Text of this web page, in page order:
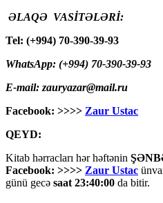
ƏLAQƏ VASİTƏLƏRİ:
Tel: (+994) 70-390-39-93
WhatsApp: (+994) 70-390-39-93
E-mail: zauryazar@mail.ru
Facebook: >>>> Zaur Ustac
QEYD:
Kitab hərracları hər həftənin
Facebook: >>>> Zaur Ustac
günü gecə saat 23:40:00 da bitir.